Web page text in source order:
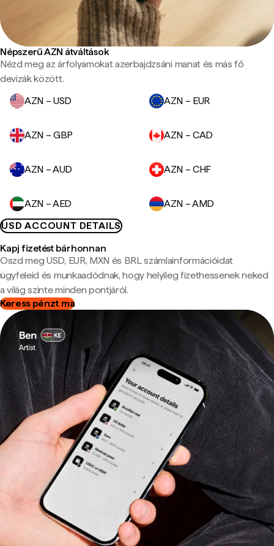
Népszerű AZN átváltások
Nézd meg az árfolyamokat azerbajdzsáni manat és más fő
devizák között.
AZN – USD
AZN – EUR
AZN – GBP AZN – CAD
AZN – AUD AZN – CHF
AZN – AED
AZN – AMD
USD ACCOUNT DETAILS
Kapj fizetést bárhonnan
Oszd meg USD, EUR, MXN és BRL számlainformációidat
ügyfeleid és munkaadódnak, hogy helyileg fizethessenek neked
a világ szinte minden pontjáról.
Keress pénzt ma